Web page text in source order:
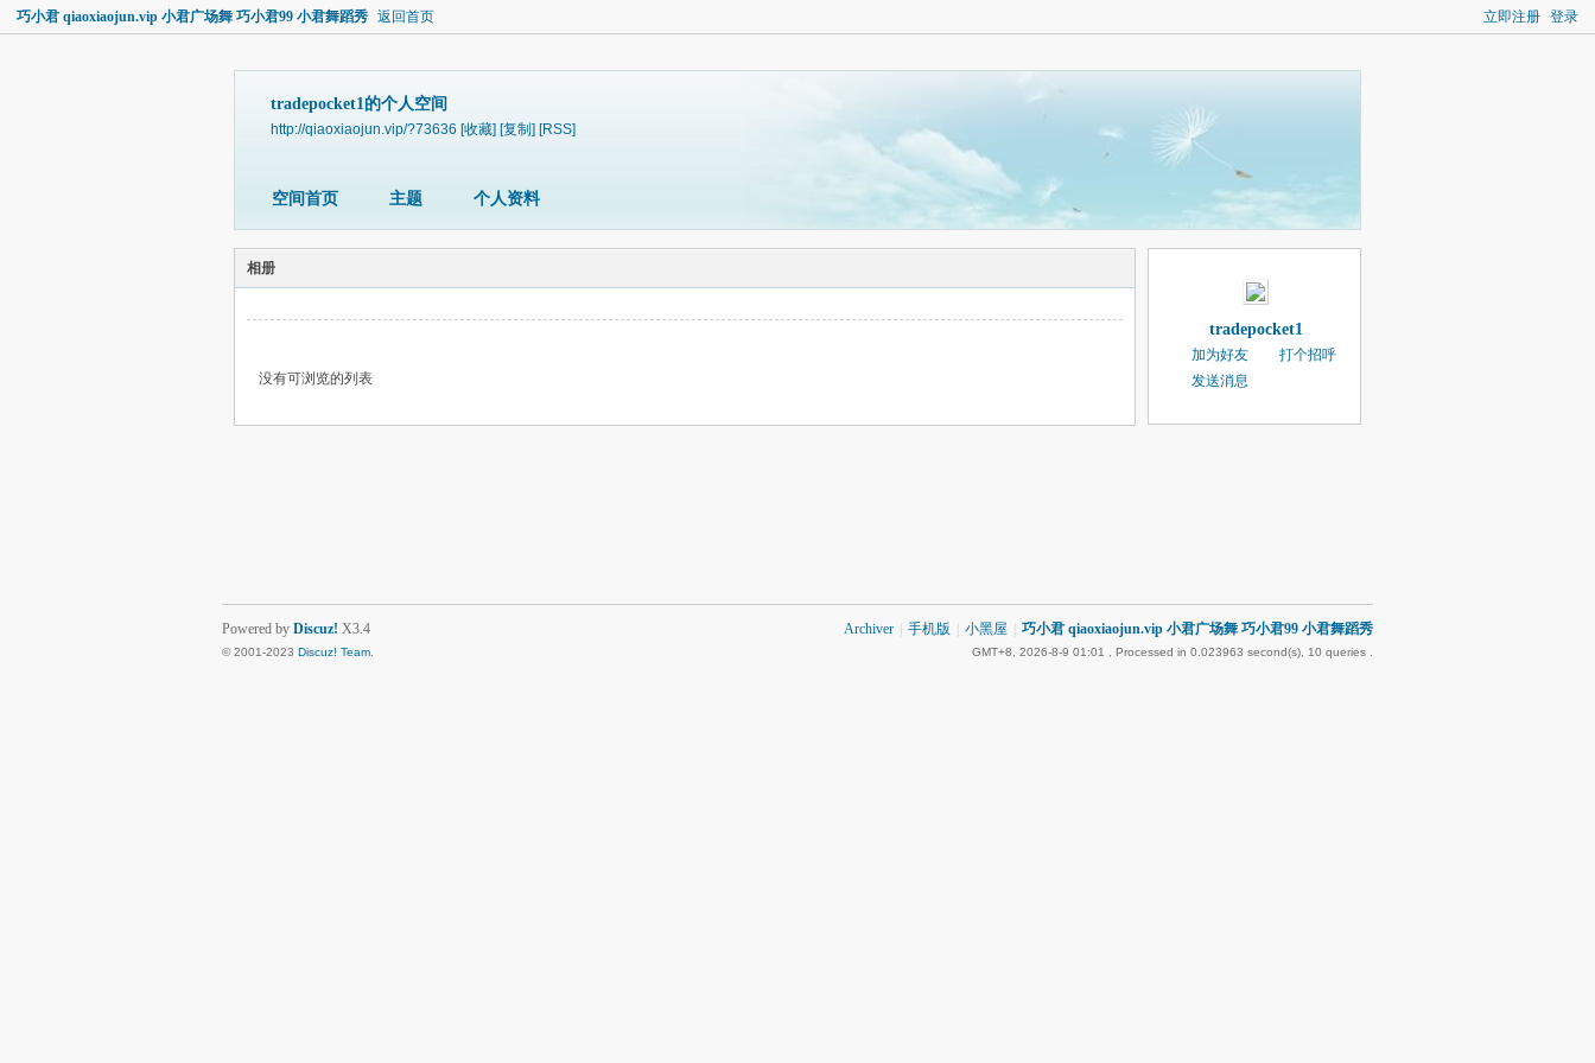
立即注册 登录
巧小君 qiaoxiaojun.vip 小君广场舞 巧小君99 小君舞蹈秀 返回首页
tradepocket1的个人空间
http://qiaoxiaojun.vip/?73636 [收藏] [复制] [RSS]
空间首页 主题 个人资料
相册
没有可浏览的列表
tradepocket1
加为好友
打个招呼
发送消息
Archiver 手机版 小黑屋 巧小君 qiaoxiaojun.vip 小君广场舞 巧小君99 小君舞蹈秀
GMT+8, 2026-8-9 01:01 , Processed in 0.023963 second(s), 10 queries .
Powered by Discuz! X3.4
© 2001-2023 Discuz! Team